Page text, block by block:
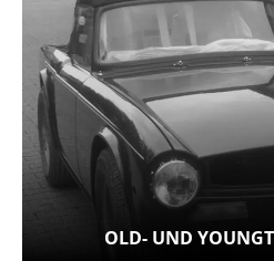
OLD- UND